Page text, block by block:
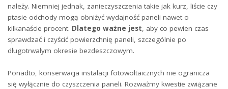
należy. Niemniej jednak, zanieczyszczenia takie jak kurz, liście czy
ptasie odchody ​mogą obniżyć⁣ wydajność paneli nawet o
kilkanaście‌ procent.‌ Dlatego ważne jest , aby co pewien czas⁣
sprawdzać i czyścić powierzchnię paneli, ‍szczególnie ⁢po
długotrwałym okresie bezdeszczowym.
Ponadto, konserwacja⁢ instalacji fotowoltaicznych nie ogranicza
się wyłącznie do czyszczenia paneli. Rozważmy kwestie związane